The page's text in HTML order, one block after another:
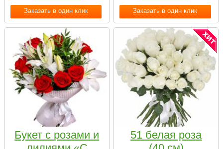
Заказать в один клик Заказать в один клик
Букет с розами и
51 белая роза